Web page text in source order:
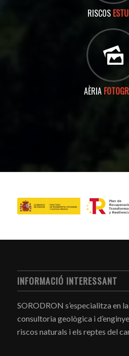
RISCOS
AÈRIA
INFORMACIÓ INTERESSANT
SORODRON s’especialitza en
consultoria geològica i
riscos naturals i els reptes del